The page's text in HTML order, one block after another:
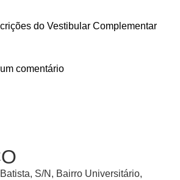
do Vestibular Complementar
comentário
S/N, Bairro Universitário,